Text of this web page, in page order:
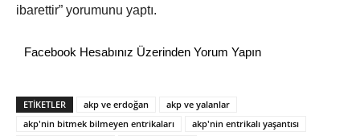
ibarettir” yorumunu yaptı.
Facebook Hesabınız Üzerinden Yorum Yapın
ETİKETLER akp ve erdoğan
akp ve yalanlar
akp'nin bitmek bilmeyen entrikaları
akp'nin entrikalı yaşantısı